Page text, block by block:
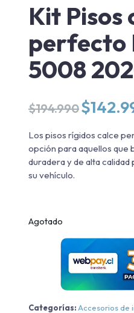
Kit Pisos
perfecto
5008
$194.990 El
precio
original
era:
$194.990.
$
Los pisos rígidos calce
opción para aquellos que
duradera y de alta
su vehículo.
Agotado
Categorías: Accesorios de